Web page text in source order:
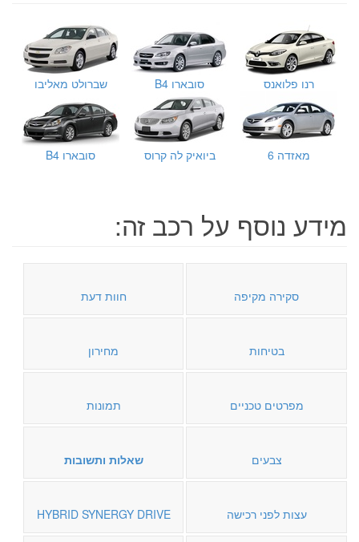
רנו פלואנס סובארו B4 שברולט מאליבו
מאזדה 6 ביואיק לה קרוס סובארו B4
מידע נוסף על רכב זה:
סקירה מקיפה חוות דעת
בטיחות מחירון
מפרטים טכניים תמונות
צבעים שאלות ותשובות
עצות לפני רכישה HYBRID SYNERGY DRIVE